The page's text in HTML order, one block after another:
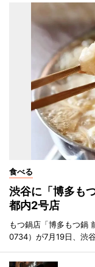
食べる
渋谷に「博多も
都内2号店
もつ鍋店「博多もつ鍋
0734）が7月19日、渋